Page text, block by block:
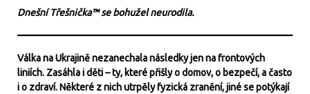
Dnešní Třešnička™ se bohužel neurodila.
Válka na Ukrajině nezanechala následky jen na frontových
liniích. Zasáhla i děti – ty, které přišly o domov, o bezpečí, a často
i o zdraví. Některé z nich utrpěly fyzická zranění, jiné se potýkají